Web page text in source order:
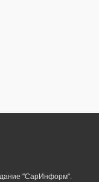
"СарИнформ".